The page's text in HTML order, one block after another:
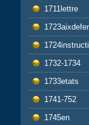
1711lettre
1732-1734
1733etats
1741-752
1745en